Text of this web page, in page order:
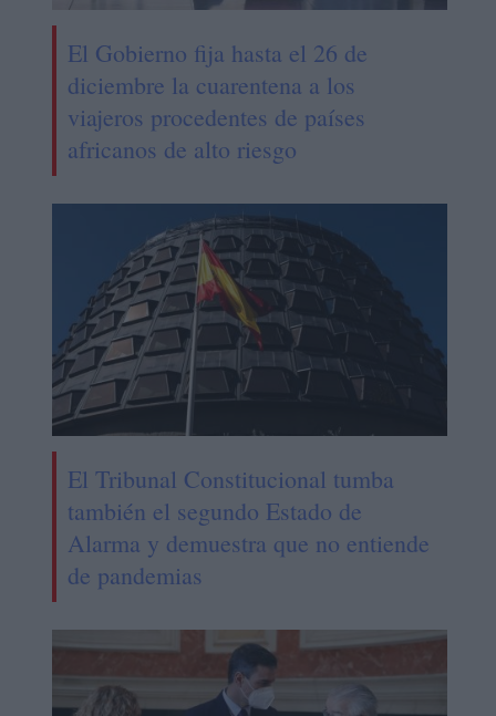
El Gobierno fija hasta el 26 de
diciembre la cuarentena a los
viajeros procedentes de países
africanos de alto riesgo
El Tribunal Constitucional tumba
también el segundo Estado de
Alarma y demuestra que no entiende
de pandemias